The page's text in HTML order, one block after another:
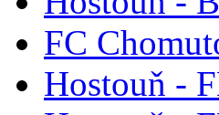
FC
Hostouň -